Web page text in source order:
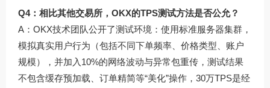
Q4：相比其他交易所，OKX的TPS测试方法是否公允？
A：OKX技术团队公开了测试环境：使用标准服务器集群，
模拟真实用户行为（包括不同下单频率、价格类型、账户
规模），并加入10%的网络波动与异常包重传，测试结果
不包含缓存预加载、订单精简等“美化”操作，30万TPS是经